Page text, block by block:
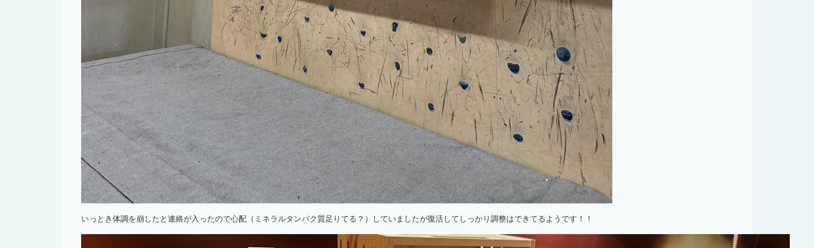
いっとき体調を崩したと連絡が入ったので心配（ミネラルタンパク質足りてる？）していましたが復活してしっかり調整はできてるようです！！